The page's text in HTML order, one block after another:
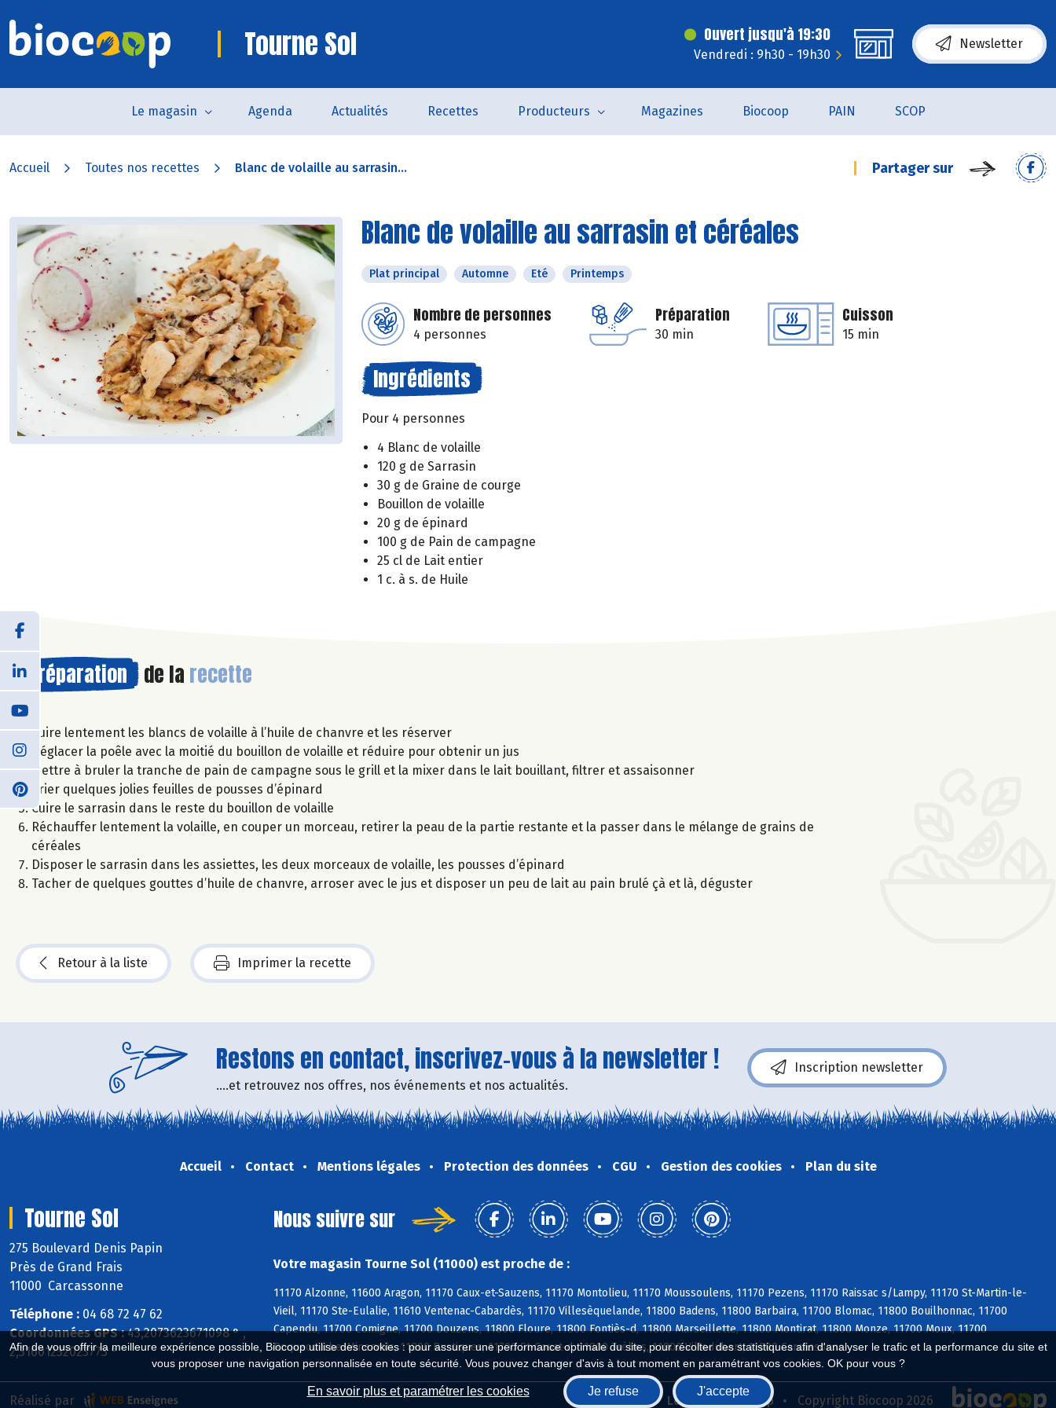
Afin de vous offrir la meilleure expérience possible, Biocoop utilise des cookies : pour assurer une performance optimale du site, pour récolter des statistiques afin d'analyser le trafic et la performance du site et
vous proposer une navigation personnalisée en toute sécurité. Vous pouvez changer d'avis à tout moment en paramétrant vos cookies. OK pour vous ?
En savoir plus et paramétrer les cookies Je refuse J'accepte
Tourne Sol Ouvert jusqu'à 19:30
Vendredi : 9h30 - 19h30
Newsletter
Le magasin Agenda Actualités Recettes Producteurs Magazines Biocoop PAIN SCOP
Accueil Toutes nos recettes Blanc de volaille au sarrasin... Partager sur
Blanc de volaille au sarrasin et céréales
Plat principal Automne Eté Printemps
Nombre de personnes
4 personnes
Préparation
30 min
Cuisson
15 min
Ingrédients
Pour 4 personnes
4 Blanc de volaille
120 g de Sarrasin
30 g de Graine de courge
Bouillon de volaille
20 g de épinard
100 g de Pain de campagne
25 cl de Lait entier
1 c. à s. de Huile
Préparation de la recette
Cuire lentement les blancs de volaille à l’huile de chanvre et les réserver
Déglacer la poêle avec la moitié du bouillon de volaille et réduire pour obtenir un jus
Mettre à bruler la tranche de pain de campagne sous le grill et la mixer dans le lait bouillant, filtrer et assaisonner
Trier quelques jolies feuilles de pousses d’épinard
Cuire le sarrasin dans le reste du bouillon de volaille
Réchauffer lentement la volaille, en couper un morceau, retirer la peau de la partie restante et la passer dans le mélange de grains de
céréales
Disposer le sarrasin dans les assiettes, les deux morceaux de volaille, les pousses d’épinard
Tacher de quelques gouttes d’huile de chanvre, arroser avec le jus et disposer un peu de lait au pain brulé çà et là, déguster
Retour à la liste Imprimer la recette
Restons en contact, inscrivez-vous à la newsletter !
....et retrouvez nos offres, nos événements et nos actualités.
Inscription newsletter
Accueil Contact Mentions légales Protection des données CGU Gestion des cookies Plan du site
Tourne Sol
275 Boulevard Denis Papin
Près de Grand Frais
11000 Carcassonne
Téléphone : 04 68 72 47 62
Coordonnées GPS :43,2073623671098 ° ,
2,31601232023773 °
Nous suivre sur
Votre magasin Tourne Sol (11000) est proche de :
11170 Alzonne, 11600 Aragon, 11170 Caux-et-Sauzens, 11170 Montolieu, 11170 Moussoulens, 11170 Pezens, 11170 Raissac s/Lampy, 11170 St-Martin-le-
Vieil, 11170 Ste-Eulalie, 11610 Ventenac-Cabardès, 11170 Villesèquelande, 11800 Badens, 11800 Barbaira, 11700 Blomac, 11800 Bouilhonnac, 11700
Capendu, 11700 Comigne, 11700 Douzens, 11800 Floure, 11800 Fontiès-d, 11800 Marseillette, 11800 Montirat, 11800 Monze, 11700 Moux, 11700
Roquecourbe-Minervois, 11800 Rustiques, 11700 St-Couat-d, 11800 Trèbes, 11800 Villedubert, 11000 Carcassonne
Biocoop.fr Le réseau Biocoop Copyright Biocoop 2026
Réalisé par